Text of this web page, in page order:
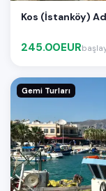
Kos (İstanköy)
245.00EUR
Gemi Turları